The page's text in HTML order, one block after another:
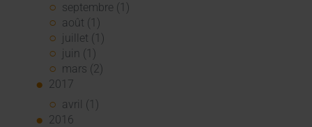
septembre (1)
août (1)
juillet (1)
juin (1)
mars (2)
2017
avril (1)
2016